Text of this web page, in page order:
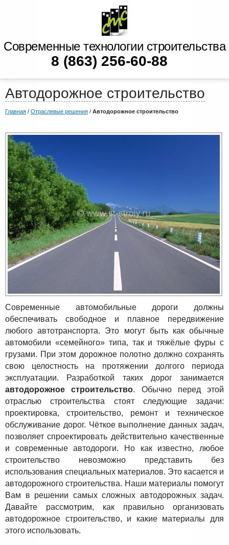
Современные технологии строительства
8 (863) 256-60-88
Автодорожное строительство
Главная / Отраслевые решения / Автодорожное строительство
Современные автомобильные дороги должны
обеспечивать свободное и плавное передвижение
любого автотранспорта. Это могут быть как обычные
автомобили «семейного» типа, так и тяжёлые фуры с
грузами. При этом дорожное полотно должно сохранять
свою целостность на протяжении долгого периода
эксплуатации. Разработкой таких дорог занимается
автодорожное строительство. Обычно перед этой
отраслью строительства стоят следующие задачи:
проектировка, строительство, ремонт и техническое
обслуживание дорог. Чёткое выполнение данных задач,
позволяет спроектировать действительно качественные
и современные автодороги. Но как известно, любое
строительство невозможно представить без
использования специальных материалов. Это касается и
автодорожного строительства. Наши материалы помогут
Вам в решении самых сложных автодорожных задач.
Давайте рассмотрим, как правильно организовать
автодорожное строительство, и какие материалы для
этого использовать.